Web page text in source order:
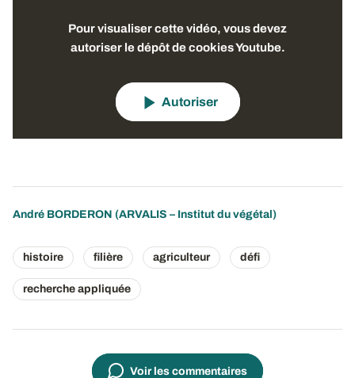
Pour visualiser cette vidéo, vous devez
autoriser le dépôt de cookies Youtube.
Autoriser
André BORDERON (ARVALIS – Institut du végétal)
histoire filière agriculteur défi
recherche appliquée
Voir les commentaires